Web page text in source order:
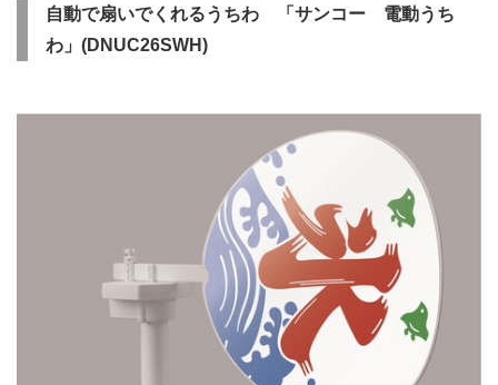
自動で扇いでくれるうちわ 「サンコー 電動うち
わ」(DNUC26SWH)